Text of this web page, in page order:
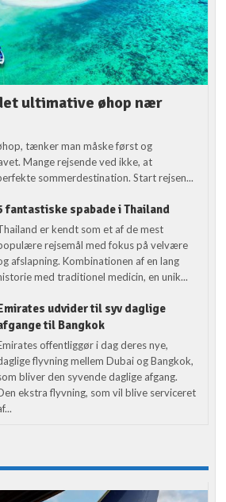
ultimative øhop nær
tænker man måske først og
Mange rejsende ved ikke, at
sommerdestination. Start rejsen...
fantastiske spabade i Thailand
er kendt som et af de mest
rejsemål med fokus på velvære
afslapning. Kombinationen af en lang
med traditionel medicin, en unik...
udvider til syv daglige
til Bangkok
offentliggør i dag deres nye,
flyvning mellem Dubai og Bangkok,
bliver den syvende daglige afgang.
ekstra flyvning, som vil blive serviceret